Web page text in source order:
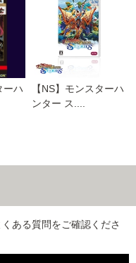
ーハ
【NS】モンスターハ
ンター ス....
ある質問をご確認くださ